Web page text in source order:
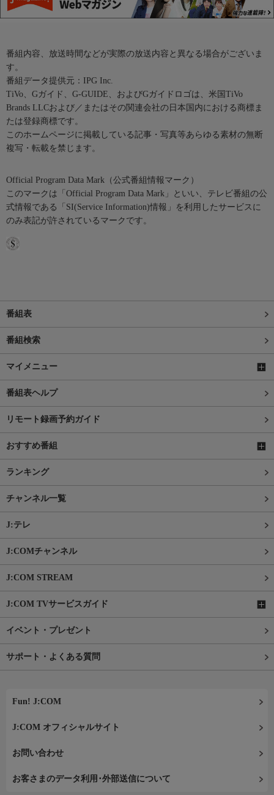
番組内容、放送時間などが実際の放送内容と異なる場合がございま
す。
番組データ提供元：IPG Inc.
TiVo、Gガイド、G-GUIDE、およびGガイドロゴは、米国TiVo
Brands LLCおよび／またはその関連会社の日本国内における商標ま
たは登録商標です。
このホームページに掲載している記事・写真等あらゆる素材の無断
複写・転載を禁じます。
Official Program Data Mark（公式番組情報マーク）
このマークは「Official Program Data Mark」といい、テレビ番組の公
式情報である「SI(Service Information)情報」を利用したサービスに
のみ表記が許されているマークです。
番組表
番組検索
マイメニュー
番組表ヘルプ
リモート録画予約ガイド
おすすめ番組
ランキング
チャンネル一覧
J:テレ
J:COMチャンネル
J:COM STREAM
J:COM TVサービスガイド
イベント・プレゼント
サポート・よくある質問
Fun! J:COM
J:COM オフィシャルサイト
お問い合わせ
お客さまのデータ利用･外部送信について